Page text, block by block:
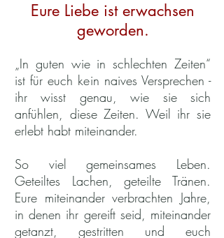
Eure Liebe ist erwachsen
geworden.
„In guten wie in schlechten Zeiten“
ist für euch kein naives Versprechen -
ihr wisst genau, wie sie sich
anfühlen, diese Zeiten. Weil ihr sie
erlebt habt miteinander.
So viel gemeinsames Leben.
Geteiltes Lachen, geteilte Tränen.
Eure miteinander verbrachten Jahre,
in denen ihr gereift seid, miteinander
getanzt, gestritten und euch